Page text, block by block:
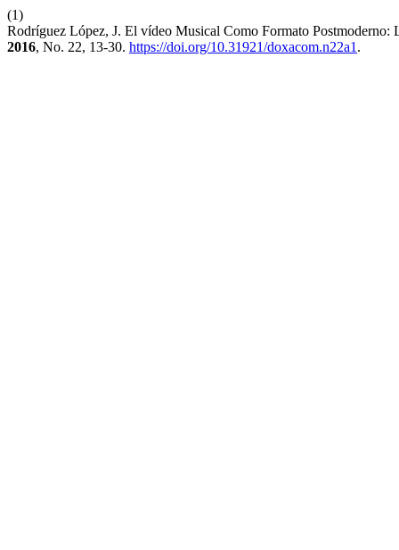
(1)
Rodríguez López, J. El vídeo Musical Como Formato
2016, No. 22, 13-30. https://doi.org/10.31921/doxacom.n22a1 .